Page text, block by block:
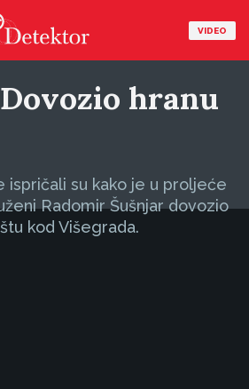
VIDEO
hranu
ispričali su kako je u proljeće
Radomir Šušnjar dovozio
kod Višegrada.